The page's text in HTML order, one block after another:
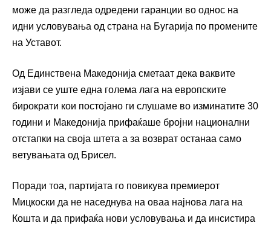
може да разгледа одредени гаранции во однос на
идни условувања од страна на Бугарија по промените
на Уставот.
Од Единствена Македонија сметаат дека ваквите
изјави се уште една голема лага на европските
бирократи кои постојано ги слушаме во изминатите 30
години и Македонија прифаќаше бројни национални
отстапки на своја штета а за возврат останаа само
ветувањата од Брисел.
Поради тоа, партијата го повикува премиерот
Мицкоски да не наседнува на оваа најнова лага на
Кошта и да прифаќа нови условувања и да инсистира